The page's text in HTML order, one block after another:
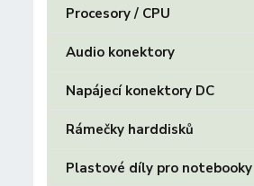
Procesory / CPU
Audio konektory
Napájecí konektory DC
Rámečky harddisků
Plastové díly pro notebooky